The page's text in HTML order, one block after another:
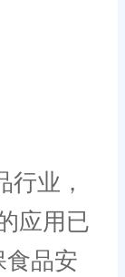
业，
应用已
食品安